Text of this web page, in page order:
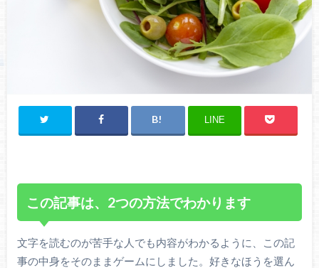
LINE
この記事は、2つの方法でわかります
文字を読むのが苦手な人でも内容がわかるように、この記
事の中身をそのままゲームにしました。好きなほうを選ん